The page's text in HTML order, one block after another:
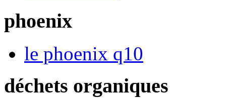
phoenix
le phoenix q10
déchets organiques